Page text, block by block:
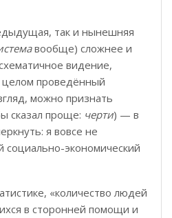
так и нынешняя
вообще) сложнее и
видение,
проведённый
можно признать
сказал проще: черти) — в
я вовсе не
социально-экономический
«количество людей
в сторонней помощи и